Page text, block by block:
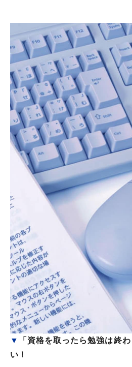
▼
「資格を取ったら勉強は終
い！